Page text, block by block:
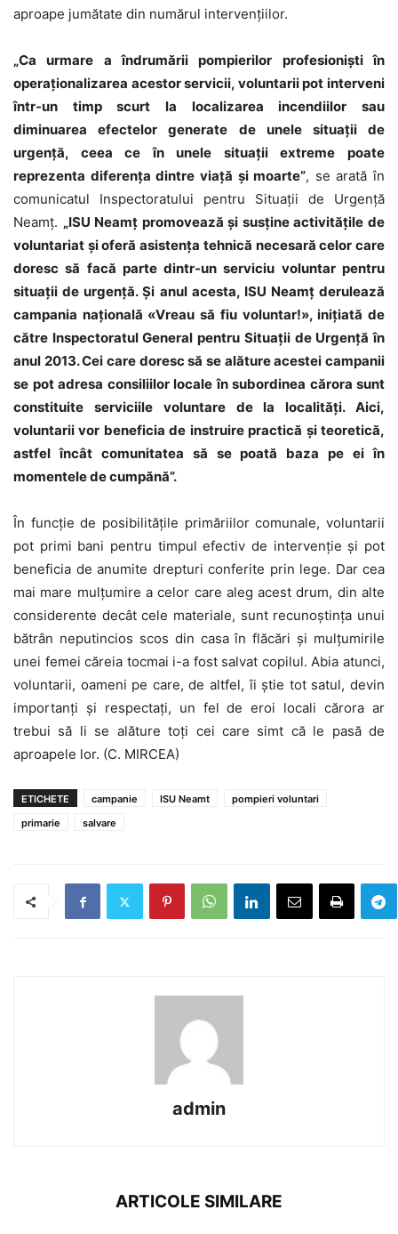
aproape jumătate din numărul intervenţiilor.
„Ca urmare a îndrumării pompierilor profesionişti în
operaţionalizarea acestor servicii, voluntarii pot interveni
într-un timp scurt la localizarea incendiilor sau
diminuarea efectelor generate de unele situaţii de
urgenţă, ceea ce în unele situaţii extreme poate
reprezenta diferenţa dintre viaţă şi moarte”, se arată în
comunicatul Inspectoratului pentru Situaţii de Urgenţă
Neamţ. „ISU Neamţ promovează şi susţine activităţile de
voluntariat şi oferă asistenţa tehnică necesară celor care
doresc să facă parte dintr-un serviciu voluntar pentru
situaţii de urgenţă. Şi anul acesta, ISU Neamţ derulează
campania naţională «Vreau să fiu voluntar!», iniţiată de
către Inspectoratul General pentru Situaţii de Urgenţă în
anul 2013. Cei care doresc să se alăture acestei campanii
se pot adresa consiliilor locale în subordinea cărora sunt
constituite serviciile voluntare de la localităţi. Aici,
voluntarii vor beneficia de instruire practică şi teoretică,
astfel încât comunitatea să se poată baza pe ei în
momentele de cumpănă”.
În funcţie de posibilităţile primăriilor comunale, voluntarii
pot primi bani pentru timpul efectiv de intervenţie şi pot
beneficia de anumite drepturi conferite prin lege. Dar cea
mai mare mulţumire a celor care aleg acest drum, din alte
considerente decât cele materiale, sunt recunoştinţa unui
bătrân neputincios scos din casa în flăcări şi mulţumirile
unei femei căreia tocmai i-a fost salvat copilul. Abia atunci,
voluntarii, oameni pe care, de altfel, îi ştie tot satul, devin
importanţi şi respectaţi, un fel de eroi locali cărora ar
trebui să li se alăture toţi cei care simt că le pasă de
aproapele lor. (C. MIRCEA)
ETICHETE campanie ISU Neamt
pompieri voluntari
primarie
salvare
admin
ARTICOLE SIMILARE